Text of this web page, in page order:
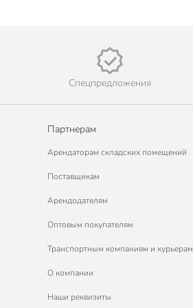
Спецпредложения
Партнерам
Арендаторам складских помещений
Поставщикам
Арендодателям
Оптовым покупателям
Транспортным компаниям и курьерам
О компании
Наши реквизиты